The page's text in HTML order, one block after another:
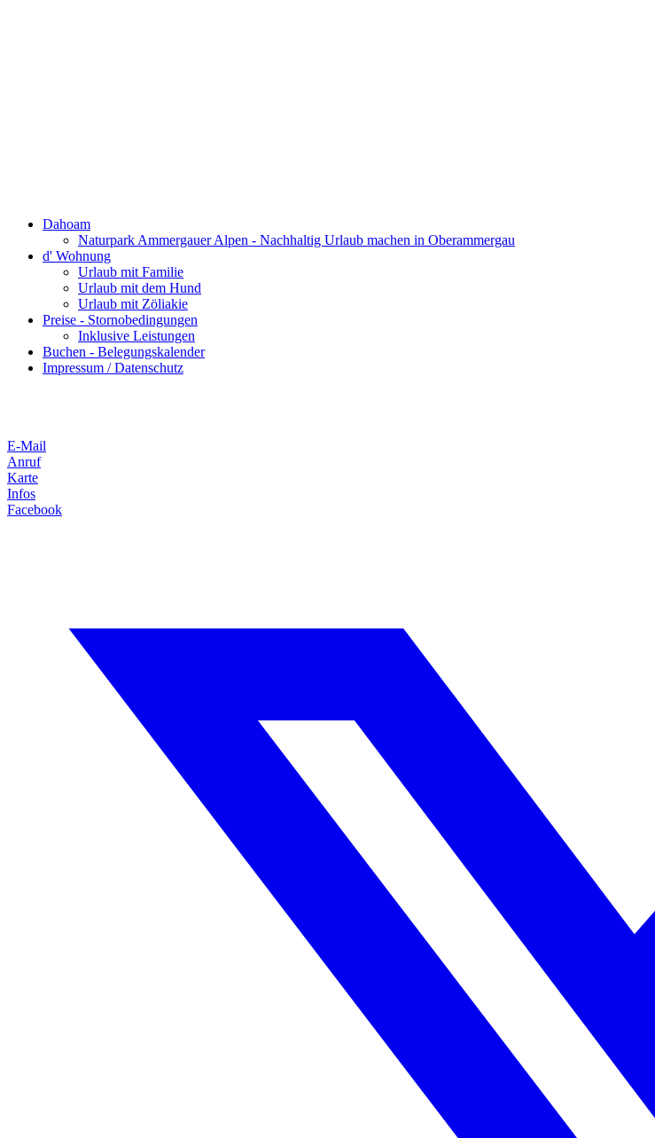
Dahoam
Naturpark Ammergauer Alpen - Nachhaltig Urlaub machen in Oberammergau
d' Wohnung
Urlaub mit Familie
Urlaub mit dem Hund
Urlaub mit Zöliakie
Preise - Stornobedingungen
Inklusive Leistungen
Buchen - Belegungskalender
Impressum / Datenschutz
E-Mail
Anruf
Karte
Infos
Facebook